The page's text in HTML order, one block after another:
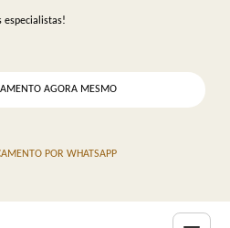
especialistas!
AGORA MESMO
POR WHATSAPP